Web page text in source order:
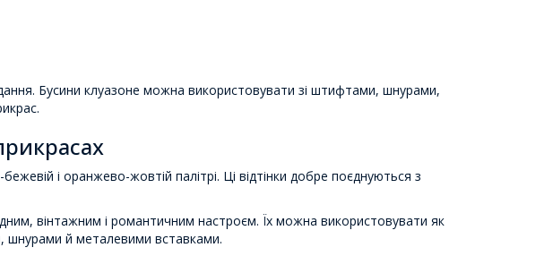
Бусини клуазоне можна використовувати зі штифтами, шнурами,
і оранжево-жовтій палітрі. Ці відтінки добре поєднуються з
вінтажним і романтичним настроєм. Їх можна використовувати як
шнурами й металевими вставками.